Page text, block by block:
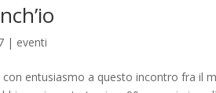
| eventi
entusiasmo a questo incontro fra il